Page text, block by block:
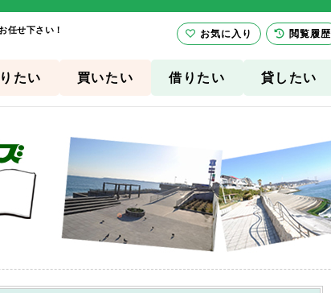
任せ下さい！
たい 買いたい 借りたい 貸したい
お気に入り 閲覧履歴